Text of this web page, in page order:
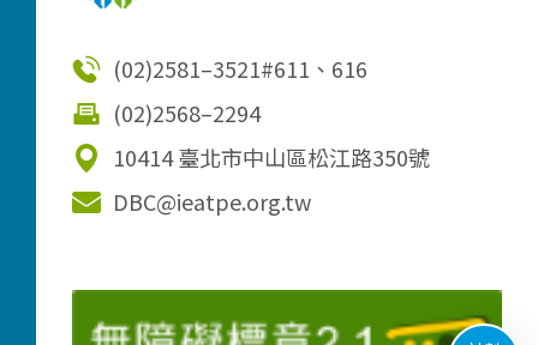
(02)2581–3521#611、616
(02)2568–2294
10414 臺北市中山區松江路350號
DBC@ieatpe.org.tw